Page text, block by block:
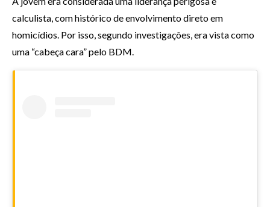
calculista, com histórico de envolvimento direto em
homicídios. Por isso, segundo investigações, era vista como
uma “cabeça cara” pelo BDM.